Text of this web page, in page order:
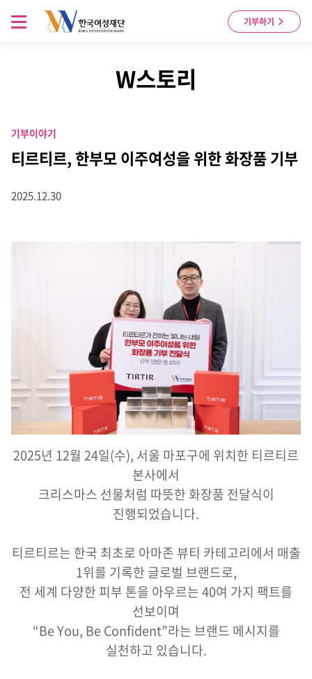
Skip to content
기부하기
메뉴 열기
W스토리
기부이야기
티르티르, 한부모 이주여성을 위한 화장품 기부
2025.12.30
2025년 12월 24일(수), 서울 마포구에 위치한 티르티르
본사에서
크리스마스 선물처럼 따뜻한 화장품 전달식이
진행되었습니다.
티르티르는 한국 최초로 아마존 뷰티 카테고리에서 매출
1위를 기록한 글로벌 브랜드로,
전 세계 다양한 피부 톤을 아우르는 40여 가지 팩트를
선보이며
“Be You, Be Confident”라는 브랜드 메시지를
실천하고 있습니다.